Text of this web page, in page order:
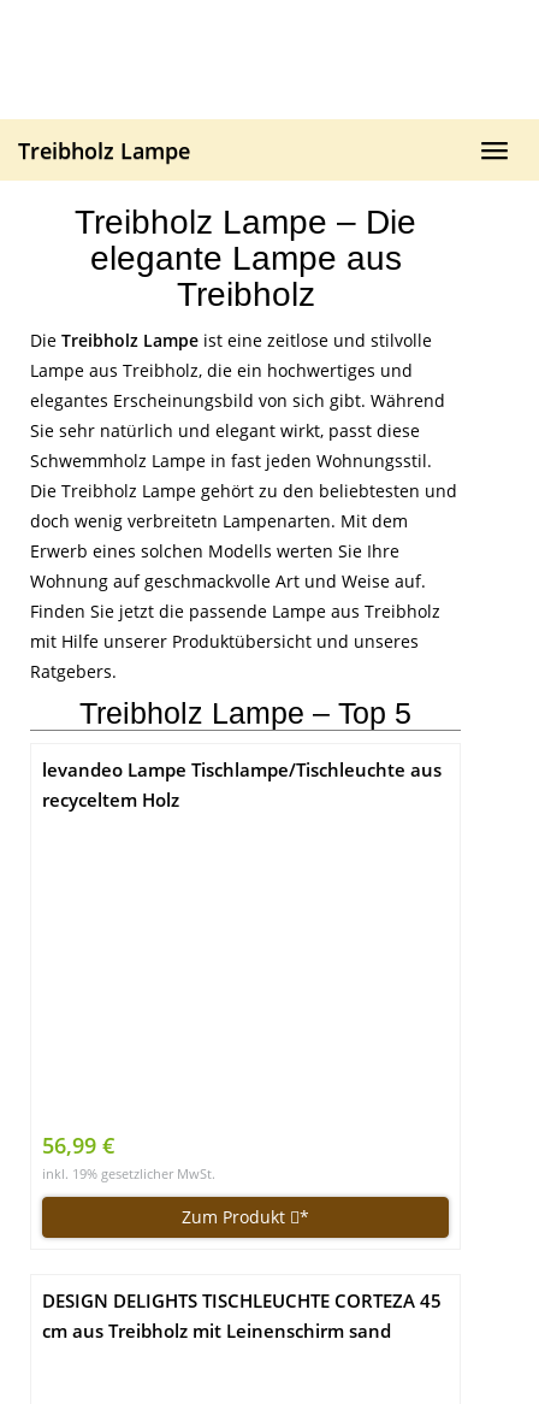
Treibholz Lampe
Treibholz Lampe – Die
elegante Lampe aus
Treibholz
Die Treibholz Lampe ist eine zeitlose und stilvolle
Lampe aus Treibholz, die ein hochwertiges und
elegantes Erscheinungsbild von sich gibt. Während
Sie sehr natürlich und elegant wirkt, passt diese
Schwemmholz Lampe in fast jeden Wohnungsstil.
Die Treibholz Lampe gehört zu den beliebtesten und
doch wenig verbreitetn Lampenarten. Mit dem
Erwerb eines solchen Modells werten Sie Ihre
Wohnung auf geschmackvolle Art und Weise auf.
Finden Sie jetzt die passende Lampe aus Treibholz
mit Hilfe unserer Produktübersicht und unseres
Ratgebers.
Treibholz Lampe – Top 5
levandeo Lampe Tischlampe/Tischleuchte aus
recyceltem Holz
56,99 €
inkl. 19% gesetzlicher MwSt.
Zum Produkt *
DESIGN DELIGHTS TISCHLEUCHTE CORTEZA 45
cm aus Treibholz mit Leinenschirm sand